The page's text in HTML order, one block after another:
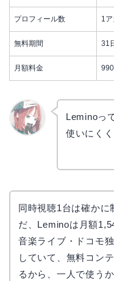
プロフィール数 1
無料期間 31
月額料金 990
Leminoっ
使いにく
同時視聴1台は確かに
だ、Leminoは月額
音楽ライブ・ドコモ
していて、無料コン
るから、一人で使う